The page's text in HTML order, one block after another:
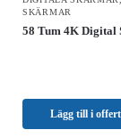
SKÄRMAR
58 Tum 4K Digital
Lägg till i